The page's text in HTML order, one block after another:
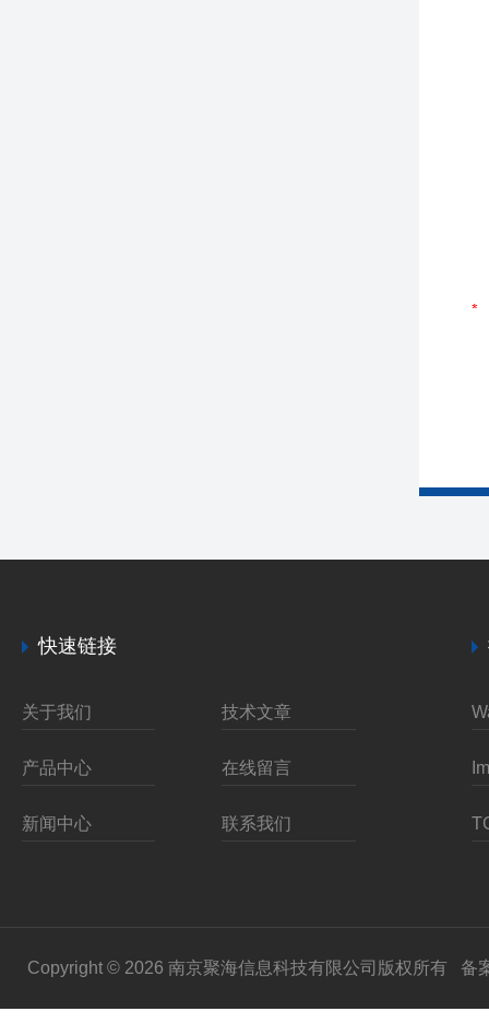
快速链接
关于我们 技术文章
产品中心 在线留言
新闻中心 联系我们
Copyright © 2026 南京聚海信息科技有限公司版权所有 备